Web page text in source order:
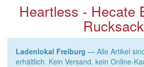
Heartless - Hecate
Rucksack
Ladenlokal Freiburg — Alle Artikel
erhältlich. Kein Versand, kein Online-